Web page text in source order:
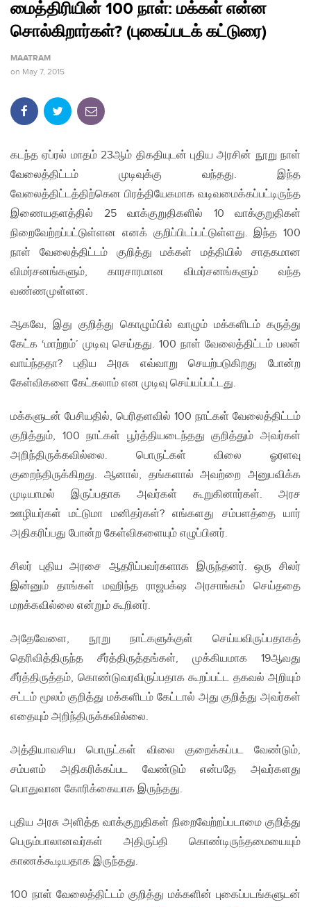
மைத்திரியின் 100 நாள்: மக்கள் என்ன
சொல்கிறார்கள்? (புகைப்படக் கட்டுரை)
MAATRAM
on May 7, 2015
கடந்த ஏப்ரல் மாதம் 23ஆம் திகதியுடன் புதிய அரசின் நூறு நாள்
வேலைத்திட்டம் முடிவுக்கு வந்தது. இந்த
வேலைத்திட்டத்திற்கென பிரத்தியேகமாக வடிவமைக்கப்பட்டிருந்த
இணையதளத்தில் 25 வாக்குறுதிகளில் 10 வாக்குறுதிகள்
நிறைவேற்றப்பட்டுள்ளன எனக் குறிப்பிடப்பட்டுள்ளது. இந்த 100
நாள் வேலைத்திட்டம் குறித்து மக்கள் மத்தியில் சாதகமான
விமர்சனங்களும், காரசாரமான விமர்சனங்களும் வந்த
வண்ணமுள்ளன.
ஆகவே, இது குறித்து கொழும்பில் வாழும் மக்களிடம் கருத்து
கேட்க ‘மாற்றம்’ முடிவு செய்தது. 100 நாள் வேலைத்திட்டம் பலன்
வாய்ந்ததா? புதிய அரசு எவ்வாறு செயற்படுகிறது போன்ற
கேள்விகளை கேட்கலாம் என முடிவு செய்யப்பட்டது.
மக்களுடன் பேசியதில், பெரிதளவில் 100 நாட்கள் வேலைத்திட்டம்
குறித்தும், 100 நாட்கள் பூர்த்தியடைந்தது குறித்தும் அவர்கள்
அறிந்திருக்கவில்லை. பொருட்கள் விலை ஓரளவு
குறைந்திருக்கிறது. ஆனால், தங்களால் அவற்றை அனுபவிக்க
முடியாமல் இருப்பதாக அவர்கள் கூறுகினார்கள். அரச
ஊழியர்கள் மட்டுமா மனிதர்கள்? எங்களது சம்பளத்தை யார்
அதிகரிப்பது போன்ற கேள்விகளையும் எழுப்பினர்.
சிலர் புதிய அரசை ஆதரிப்பவர்களாக இருந்தனர். ஒரு சிலர்
இன்னும் தாங்கள் மஹிந்த ராஜபக்‌ஷ அரசாங்கம் செய்ததை
மறக்கவில்லை என்றும் கூறினர்.
அதேவேளை, நூறு நாட்களுக்குள் செய்யவிருப்பதாகத்
தெரிவித்திருந்த சீர்த்திருத்தங்கள், முக்கியமாக 19ஆவது
சீர்த்திருத்தம், கொண்டுவரவிருப்பதாக கூறப்பட்ட தகவல் அறியும்
சட்டம் மூலம் குறித்து மக்களிடம் கேட்டால் அது குறித்து அவர்கள்
எதையும் அறிந்திருக்கவில்லை.
அத்தியாவசிய பொருட்கள் விலை குறைக்கப்பட வேண்டும்,
சம்பளம் அதிகரிக்கப்பட வேண்டும் என்பதே அவர்களது
பொதுவான கோரிக்கையாக இருந்தது.
புதிய அரசு அளித்த வாக்குறுதிகள் நிறைவேற்றப்படாமை குறித்து
பெரும்பாலானவர்கள் அதிருப்தி கொண்டிருந்தமையையும்
காணக்கூடியதாக இருந்தது.
100 நாள் வேலைத்திட்டம் குறித்து மக்களின் புகைப்படங்களுடன்